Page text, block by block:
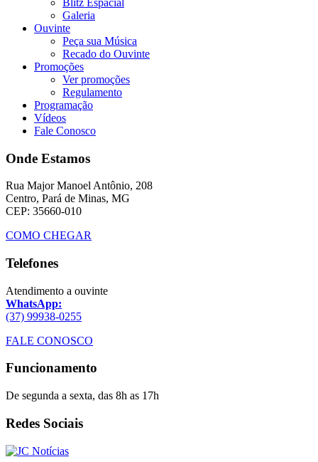
Galeria
Ouvinte
Peça sua Música
Recado do Ouvinte
Promoções
Ver promoções
Regulamento
Programação
Vídeos
Fale Conosco
Onde Estamos
Rua Major Manoel Antônio, 208
Centro, Pará de Minas, MG
CEP: 35660-010
COMO CHEGAR
Telefones
Atendimento a ouvinte
WhatsApp:
(37) 99938-0255
FALE CONOSCO
Funcionamento
De segunda a sexta, das 8h as 17h
Redes Sociais